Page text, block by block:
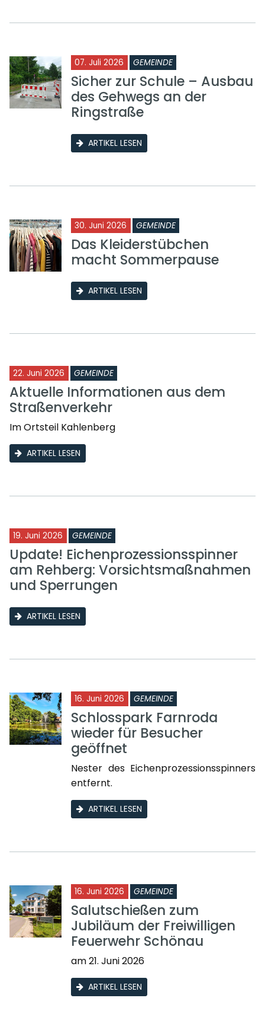
07. Juli 2026 GEMEINDE
Sicher zur Schule – Ausbau
des Gehwegs an der
Ringstraße
ARTIKEL LESEN
30. Juni 2026 GEMEINDE
Das Kleiderstübchen
macht Sommerpause
ARTIKEL LESEN
22. Juni 2026 GEMEINDE
Aktuelle Informationen aus dem
Straßenverkehr
Im Ortsteil Kahlenberg
ARTIKEL LESEN
19. Juni 2026 GEMEINDE
Update! Eichenprozessionsspinner
am Rehberg: Vorsichtsmaßnahmen
und Sperrungen
ARTIKEL LESEN
16. Juni 2026 GEMEINDE
Schlosspark Farnroda
wieder für Besucher
geöffnet
Nester des Eichenprozessionsspinners
entfernt.
ARTIKEL LESEN
16. Juni 2026 GEMEINDE
Salutschießen zum
Jubiläum der Freiwilligen
Feuerwehr Schönau
am 21. Juni 2026
ARTIKEL LESEN